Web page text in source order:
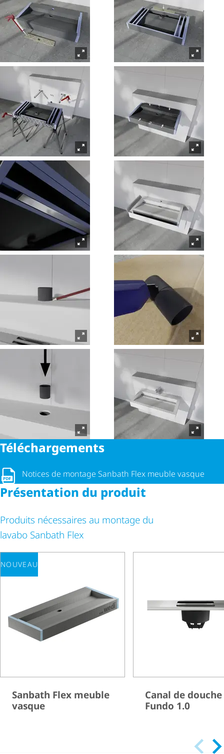
Télé­char­ge­ments
Notices de montage Sanbath Flex meuble vasque
Présentation du produit
Produits nécessaires au montage du
lavabo Sanbath Flex
NOUVEAU
Sanbath Flex meuble
vasque
Canal de douche
Fundo 1.0